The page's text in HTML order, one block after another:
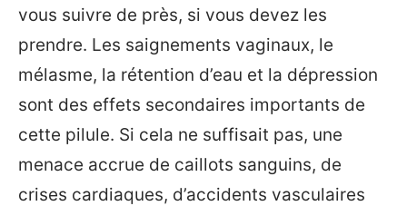
vous suivre de près, si vous devez les
prendre. Les saignements vaginaux, le
mélasme, la rétention d’eau et la dépression
sont des effets secondaires importants de
cette pilule. Si cela ne suffisait pas, une
menace accrue de caillots sanguins, de
crises cardiaques, d’accidents vasculaires